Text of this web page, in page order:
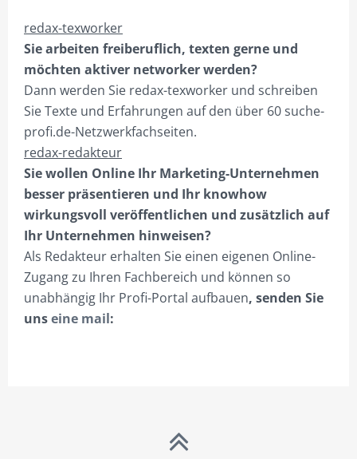
redax-texworker
Sie arbeiten freiberuflich, texten gerne und
möchten aktiver networker werden?
Dann werden Sie redax-texworker und schreiben
Sie Texte und Erfahrungen auf den über 60 suche-
profi.de-Netzwerkfachseiten.
redax-redakteur
Sie wollen Online Ihr Marketing-Unternehmen
besser präsentieren und Ihr knowhow
wirkungsvoll veröffentlichen und zusätzlich auf
Ihr Unternehmen hinweisen?
Als Redakteur erhalten Sie einen eigenen Online-
Zugang zu Ihren Fachbereich und können so
unabhängig Ihr Profi-Portal aufbauen, senden Sie
unseine mail: